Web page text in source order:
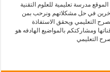
مدرسة تعليمية للعلوم التقنية
في حل مشكلاتهم ونرحب بمن
التعليمي ويحقق الاستفاذة
ومشاركتكم بالمواضيع الهادفه هو
التعليمي